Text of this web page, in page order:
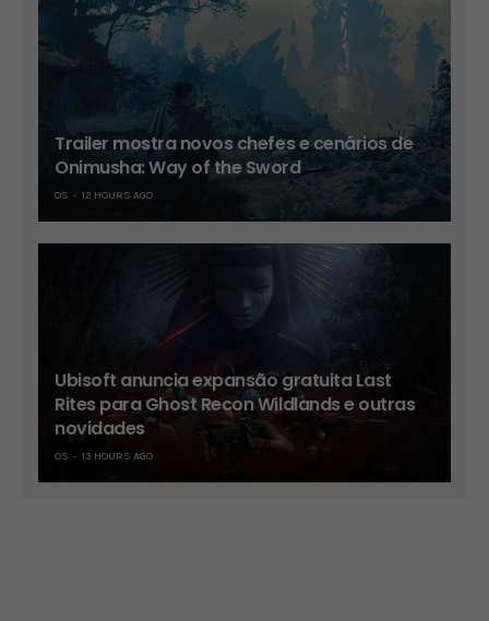
Trailer mostra novos chefes e cenários de
Onimusha: Way of the Sword
OS 12 HOURS AGO
Ubisoft anuncia expansão gratuita Last
Rites para Ghost Recon Wildlands e outras
novidades
OS 13 HOURS AGO